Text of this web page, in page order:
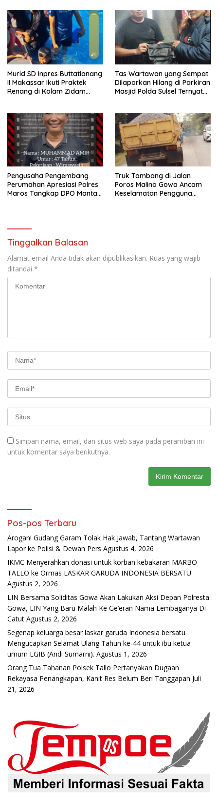
Murid SD Inpres Buttatianang
II Makassar Ikuti Praktek
Renang di Kolam Zidam
Tas Wartawan yang Sempat
Dilaporkan Hilang di Parkiran
Masjid Polda Sulsel Ternyata
Pengusaha Pengembang
Perumahan Apresiasi Polres
Maros Tangkap DPO Mantan
Truk Tambang di Jalan
Poros Malino Gowa Ancam
Keselamatan Pengguna
Tinggalkan Balasan
Alamat email Anda tidak akan dipublikasikan. Ruas yang wajib
ditandai *
Simpan nama, email, dan situs web saya pada peramban ini
untuk komentar saya berikutnya.
Pos-pos Terbaru
Arogan! Gudang Garam Tolak Hak Jawab, Tantang Wartawan
Lapor ke Polisi & Dewan Pers Agustus 4, 2026
IKMC Menyerahkan donasi untuk korban kebakaran MARBO
TALLO ke Ormas LASKAR GARUDA INDONESIA BERSATU
Agustus 2, 2026
LIN Bersama Soliditas Gowa Akan Lakukan Aksi Depan Polresta
Gowa, LIN Yang Baru Malah Ke Ge’eran Nama Lembaganya Di
Catut Agustus 2, 2026
Segenap keluarga besar laskar garuda Indonesia bersatu
Mengucapkan Selamat Ulang Tahun ke-44 untuk ibu ketua
umum LGIB (Andi Sumarni). Agustus 1, 2026
Orang Tua Tahanan Polsek Tallo Pertanyakan Dugaan
Rekayasa Penangkapan, Kanit Res Belum Beri Tanggapan Juli
21, 2026